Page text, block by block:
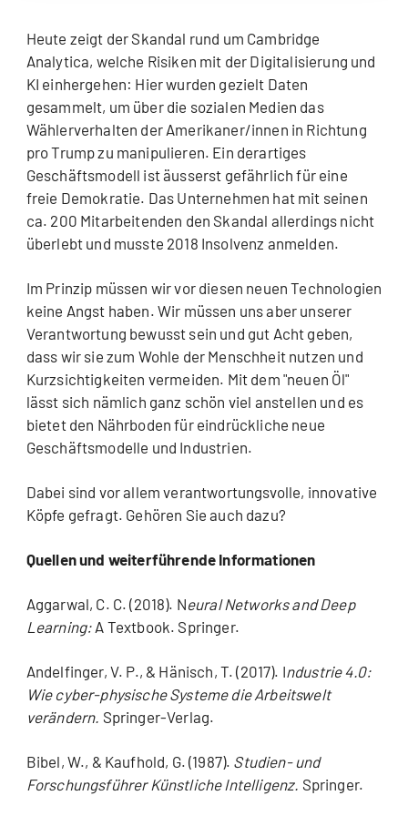
Heute zeigt der Skandal rund um Cambridge
Analytica, welche Risiken mit der Digitalisierung und
KI einhergehen: Hier wurden gezielt Daten
gesammelt, um über die sozialen Medien das
Wählerverhalten der Amerikaner/innen in Richtung
pro Trump zu manipulieren. Ein derartiges
Geschäftsmodell ist äusserst gefährlich für eine
freie Demokratie. Das Unternehmen hat mit seinen
ca. 200 Mitarbeitenden den Skandal allerdings nicht
überlebt und musste 2018 Insolvenz anmelden.
Im Prinzip müssen wir vor diesen neuen Technologien
keine Angst haben. Wir müssen uns aber unserer
Verantwortung bewusst sein und gut Acht geben,
dass wir sie zum Wohle der Menschheit nutzen und
Kurzsichtigkeiten vermeiden. Mit dem "neuen Öl"
lässt sich nämlich ganz schön viel anstellen und es
bietet den Nährboden für eindrückliche neue
Geschäftsmodelle und Industrien.
Dabei sind vor allem verantwortungsvolle, innovative
Köpfe gefragt. Gehören Sie auch dazu?
Quellen und weiterführende Informationen
Aggarwal, C. C. (2018). Neural Networks and Deep
Learning: A Textbook. Springer.
Andelfinger, V. P., & Hänisch, T. (2017). Industrie 4.0:
Wie cyber-physische Systeme die Arbeitswelt
verändern. Springer-Verlag.
Bibel, W., & Kaufhold, G. (1987). Studien- und
Forschungsführer Künstliche Intelligenz. Springer.